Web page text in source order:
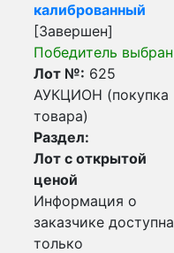
калиброванный
[Завершен]
Победитель выбран
Лот №: 625
АУКЦИОН (покупка
товара)
Раздел:
Лот с открытой
ценой
Информация о
заказчике доступна
только